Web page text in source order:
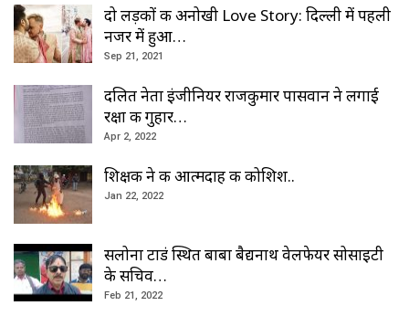
दो लड़कों की अनोखी Love Story: दिल्ली में पहली
नजर में हुआ…
Sep 21, 2021
दलित नेता इंजीनियर राजकुमार पासवान ने लगाई
रक्षा की गुहार…
Apr 2, 2022
शिक्षक ने की आत्मदाह की कोशिश..
Jan 22, 2022
सलोना टाडं स्थित बाबा बैद्यनाथ वेलफेयर सोसाइटी
के सचिव…
Feb 21, 2022